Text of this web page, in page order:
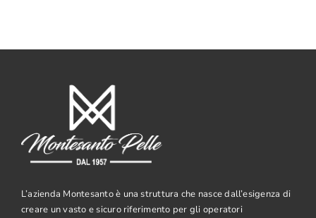
L’azienda Montesanto è una struttura che nasce dall’esigenza di
creare un vasto e sicuro riferimento per gli operatori